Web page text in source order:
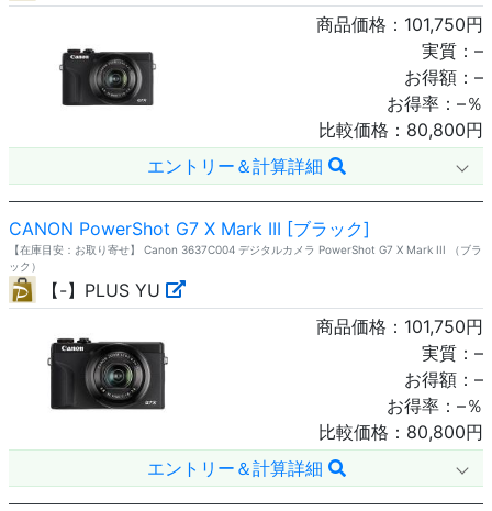
商品価格： 101,750円
実質： –
お得額： –
お得率： –％
比較価格： 80,800円
エントリー＆計算詳細
CANON PowerShot G7 X Mark III [ブラック]
【在庫目安：お取り寄せ】 Canon 3637C004 デジタルカメラ PowerShot G7 X Mark III （ブラ
ック）
【-】PLUS YU
商品価格： 101,750円
実質： –
お得額： –
お得率： –％
比較価格： 80,800円
エントリー＆計算詳細